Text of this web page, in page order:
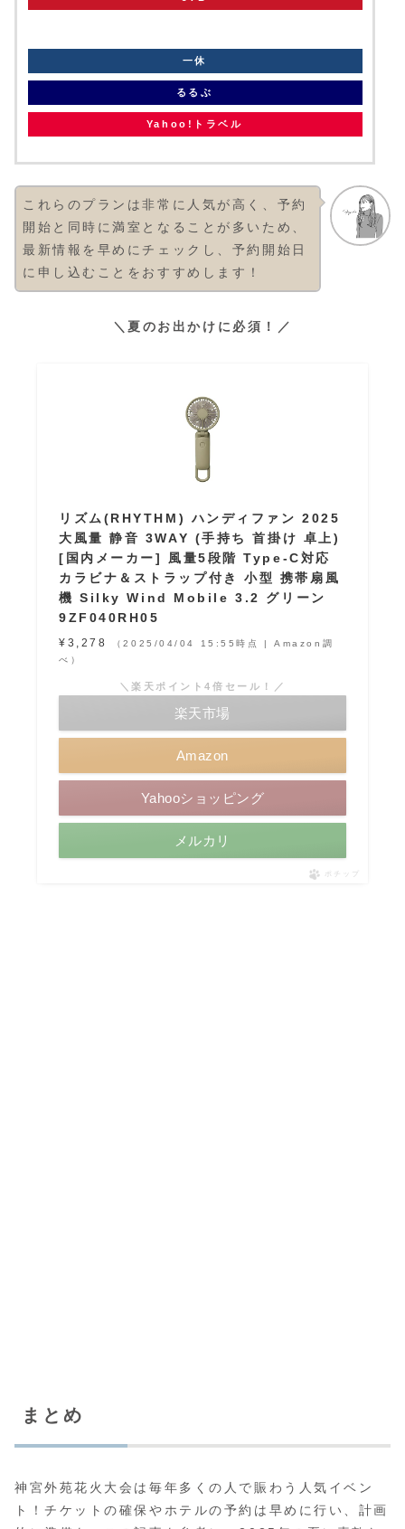
一休
るるぶ
Yahoo!トラベル
これらのプランは非常に人気が高く、予約
開始と同時に満室となることが多いため、
最新情報を早めにチェックし、予約開始日
に申し込むことをおすすめします！
＼夏のお出かけに必須！／
リズム(RHYTHM) ハンディファン 2025
大風量 静音 3WAY (手持ち 首掛け 卓上)
[国内メーカー] 風量5段階 Type-C対応
カラビナ＆ストラップ付き 小型 携帯扇風
機 Silky Wind Mobile 3.2 グリーン
9ZF040RH05
¥3,278
（2025/04/04 15:55時点 | Amazon調
べ）
Amazon
＼楽天ポイント4倍セール！／
楽天市場
Yahooショッピング
メルカリ
ポチップ
まとめ
神宮外苑花火大会は毎年多くの人で賑わう人気イベン
ト！チケットの確保やホテルの予約は早めに行い、計画